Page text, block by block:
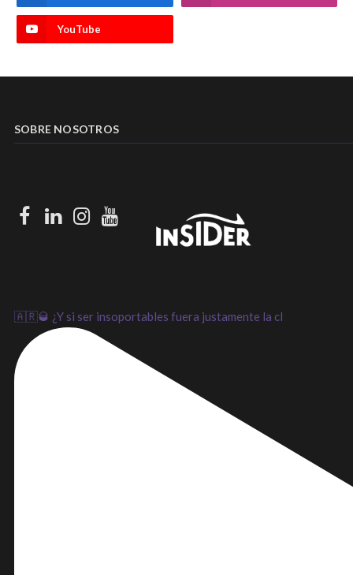
YouTube
SOBRE NOSOTROS
Facebook
LinkedIn
Instagram
Youtube
🇦🇷🥃 ¿Y si ser insoportables fuera justamente la cl